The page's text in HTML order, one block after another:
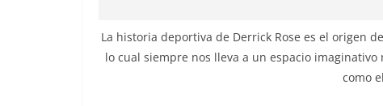
La historia deportiva de Derrick Rose es el origen
lo cual siempre nos lleva a un espacio
como